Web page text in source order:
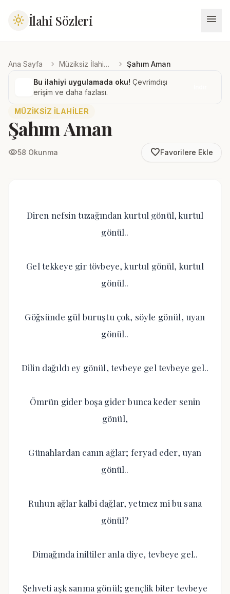
light_mode İlahi Sözleri menu
Ana Sayfa chevron_right Müziksiz İlahiler chevron_right Şahım Aman
Bu ilahiyi uygulamada oku! Çevrimdışı
erişim ve daha fazlası.
MÜZIKSIZ İLAHILER
Şahım Aman
visibility58 Okunma favorite_borderFavorilere Ekle
Diren nefsin tuzağından kurtul gönül, kurtul
gönül..
Gel tekkeye gir tövbeye, kurtul gönül, kurtul
gönül..
Göğsünde gül buruştu çok, söyle gönül, uyan
gönül..
Dilin dağıldı ey gönül, tevbeye gel tevbeye gel..
Ömrün gider boşa gider bunca keder senin
gönül,
Günahlardan canın ağlar; feryad eder, uyan
gönül..
Ruhun ağlar kalbi dağlar, yetmez mi bu sana
gönül?
Dimağında iniltiler anla diye, tevbeye gel..
Şehveti aşk sanma gönül; gençlik biter tevbeye